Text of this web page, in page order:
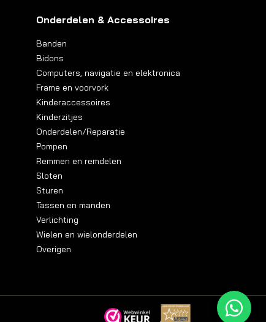
Onderdelen & Accessoires
Banden
Bidons
Computers, navigatie en elektronica
Frame en voorvork
Kinderaccessoires
Kinderzitjes
Onderdelen/Reparatie
Pompen
Remmen en remdelen
Sloten
Sturen
Tassen en manden
Verlichting
Wielen en wielonderdelen
Overigen